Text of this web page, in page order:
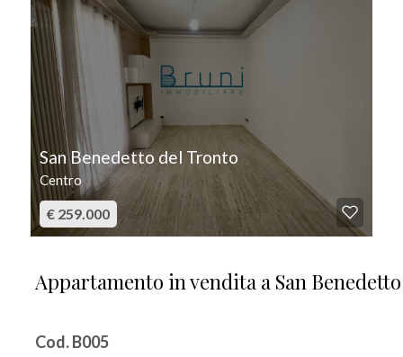
San Benedetto del Tronto
Centro
€ 259.000
Appartamento in vendita a San
Cod. B005